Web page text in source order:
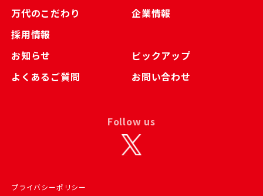
万代のこだわり
企業情報
採用情報
お知らせ
ピックアップ
よくあるご質問
お問い合わせ
プライバシーポリシー
Follow us